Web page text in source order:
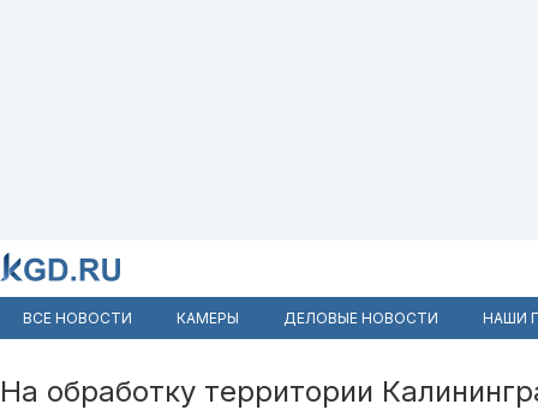
ВСЕ НОВОСТИ КАМЕРЫ ДЕЛОВЫЕ НОВОСТИ НАШИ
На обработку территории